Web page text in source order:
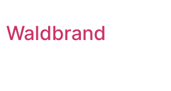
Waldbrand